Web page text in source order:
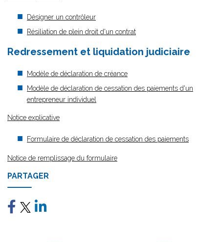
Désigner un contrôleur
Résiliation de plein droit d'un contrat
Redressement et liquidation judiciaire
Modèle de déclaration de créance
Modèle de déclaration de cessation des paiements d'un
entrepreneur individuel
Notice explicative
Formulaire de déclaration de cessation des paiements
Notice de remplissage du formulaire
PARTAGER